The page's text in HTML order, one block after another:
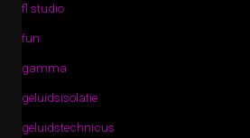
fl studio
fun
gamma
geluidsisolatie
geluidstechnicus